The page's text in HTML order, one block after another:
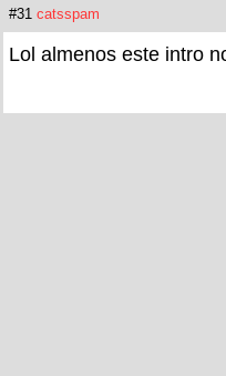
#31 catsspam
Lol almenos este intro